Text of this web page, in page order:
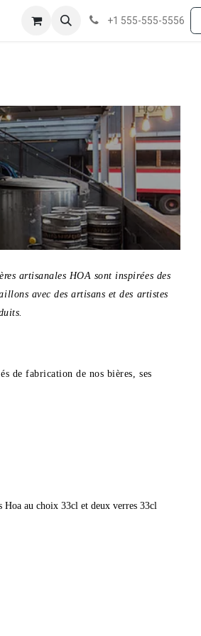
+1 555-555-5556
artisanales HOA sont inspirées des
avec des artisans et des artistes
de fabrication de nos bières, ses
Hoa au choix 33cl et deux verres 33cl